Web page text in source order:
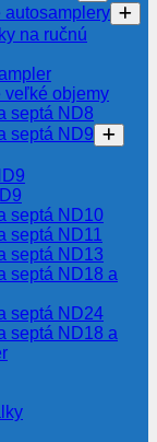
autosamplery
na ručnú
veľké objemy
septá ND8
septá ND9
septá ND10
septá ND11
septá ND13
septá ND18 a
septá ND24
septá ND18 a